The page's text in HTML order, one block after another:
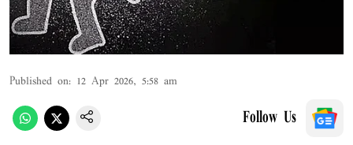
Published on: 12 Apr 2026, 5:58 am
Follow Us